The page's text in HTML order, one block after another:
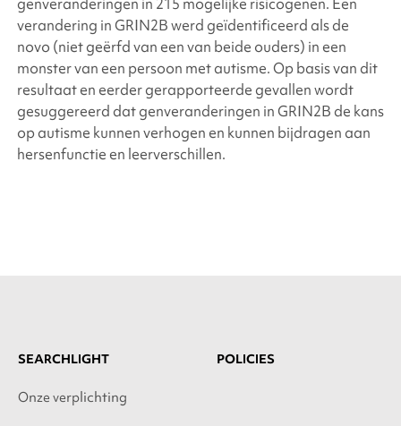
verandering inGRIN2Bwerd geïdentificeerd als de
novo (niet geërfd van een van beide ouders) in een
monster van een persoon met autisme. Op basis van dit
resultaat en eerder gerapporteerde gevallen wordt
gesuggereerd dat genveranderingen inGRIN2B de kans
op autisme kunnen verhogen en kunnen bijdragen aan
hersenfunctie en leerverschillen.
SEARCHLIGHT
Onze verplichting
POLICIES